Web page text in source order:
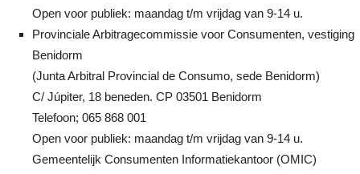
Open voor publiek: maandag t/m vrijdag van 9-14 u.
Provinciale Arbitragecommissie voor Consumenten, vestiging
Benidorm
(Junta Arbitral Provincial de Consumo, sede Benidorm)
C/ Júpiter, 18 beneden. CP 03501 Benidorm
Telefoon; 065 868 001
Open voor publiek: maandag t/m vrijdag van 9-14 u.
Gemeentelijk Consumenten Informatiekantoor (OMIC)